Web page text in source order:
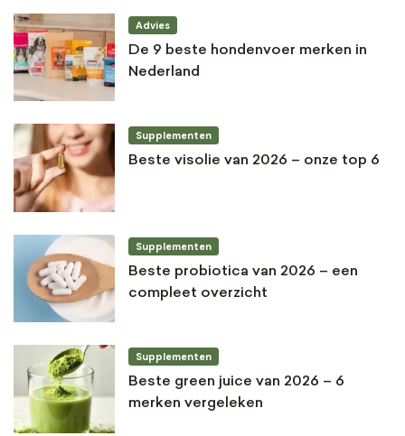
Advies
De 9 beste hondenvoer merken in
Nederland
Supplementen
Beste visolie van 2026 – onze top 6
Supplementen
Beste probiotica van 2026 – een
compleet overzicht
Supplementen
Beste green juice van 2026 – 6
merken vergeleken